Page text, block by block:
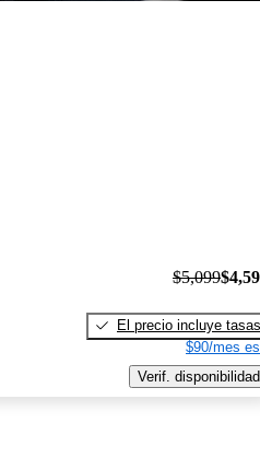
$5,099
El precio incluye tasas
$90/mes
Verif. disponibilidad